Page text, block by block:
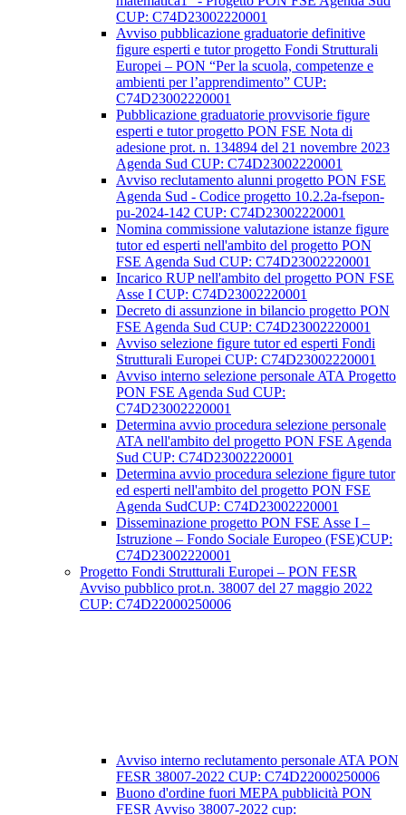
CUP: C74D23002220001
Avviso pubblicazione graduatorie definitive
figure esperti e tutor progetto Fondi Strutturali
Europei – PON “Per la scuola, competenze e
ambienti per l’apprendimento” CUP:
C74D23002220001
Pubblicazione graduatorie provvisorie figure
esperti e tutor progetto PON FSE Nota di
adesione prot. n. 134894 del 21 novembre 2023
Agenda Sud CUP: C74D23002220001
Avviso reclutamento alunni progetto PON FSE
Agenda Sud - Codice progetto 10.2.2a-fsepon-
pu-2024-142 CUP: C74D23002220001
Nomina commissione valutazione istanze figure
tutor ed esperti nell'ambito del progetto PON
FSE Agenda Sud CUP: C74D23002220001
Incarico RUP nell'ambito del progetto PON FSE
Asse I CUP: C74D23002220001
Decreto di assunzione in bilancio progetto PON
FSE Agenda Sud CUP: C74D23002220001
Avviso selezione figure tutor ed esperti Fondi
Strutturali Europei CUP: C74D23002220001
Avviso interno selezione personale ATA Progetto
PON FSE Agenda Sud CUP:
C74D23002220001
Determina avvio procedura selezione personale
ATA nell'ambito del progetto PON FSE Agenda
Sud CUP: C74D23002220001
Determina avvio procedura selezione figure tutor
ed esperti nell'ambito del progetto PON FSE
Agenda SudCUP: C74D23002220001
Disseminazione progetto PON FSE Asse I –
Istruzione – Fondo Sociale Europeo (FSE)CUP:
C74D23002220001
Progetto Fondi Strutturali Europei – PON FESR
Avviso pubblico prot.n. 38007 del 27 maggio 2022
CUP: C74D22000250006
Avviso interno reclutamento personale ATA PON
FESR 38007-2022 CUP: C74D22000250006
Buono d'ordine fuori MEPA pubblicità PON
FESR Avviso 38007-2022 cup: